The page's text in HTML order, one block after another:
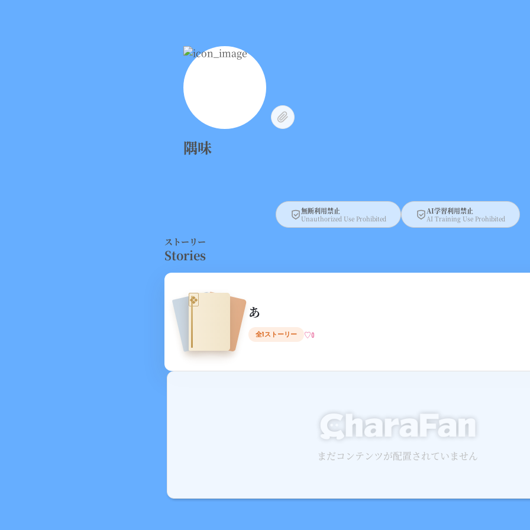
隅味
無断利用禁止
Unauthorized Use Prohibited
AI学習利用禁止
AI Training Use Prohibited
ストーリー
Stories
❖
あ
全1ストーリー ♡0
まだコンテンツが配置されていません